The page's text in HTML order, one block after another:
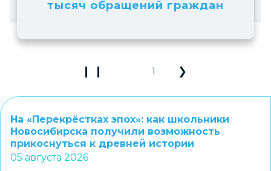
Play Pause 3D Carousel
❙ ❙
Previous Slide
2
Next Slide
❯
На «Перекрёстках эпох»: как школьники
Новосибирска получили возможность
прикоснуться к древней истории
05 августа 2026